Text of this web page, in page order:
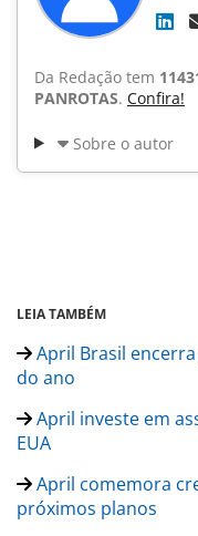
Da Redação tem
PANROTAS. Confira!
Sobre o autor
LEIA TAMBÉM
April Brasil
do ano
April investe em
EUA
April comemora
próximos planos